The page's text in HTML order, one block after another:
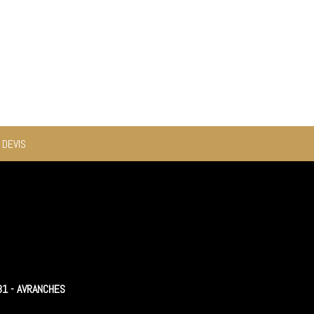
- AVRANCHES